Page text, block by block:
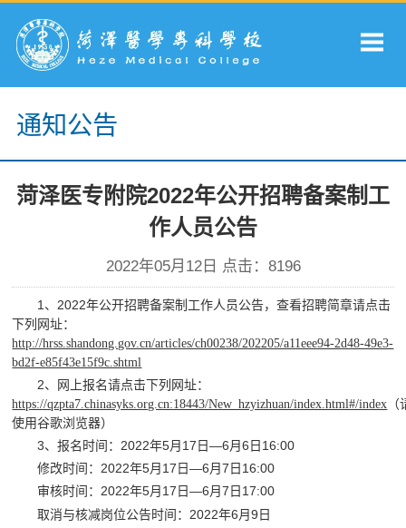
通知公告
菏泽医专附院2022年公开招聘备案制工
作人员公告
2022年05月12日 点击： 8196
1、2022年公开招聘备案制工作人员公告，查看招聘简章请点击
下列网址：
http://hrss.shandong.gov.cn/articles/ch00238/202205/a11eee94-2d48-49e3-
bd2f-e85f43e15f9c.shtml
2、网上报名请点击下列网址：
https://qzpta7.chinasyks.org.cn:18443/New_hzyizhuan/index.html#/index （
使用谷歌浏览器）
3、报名时间：2022年5月17日—6月6日16:00
修改时间：2022年5月17日—6月7日16:00
审核时间：2022年5月17日—6月7日17:00
取消与核减岗位公告时间：2022年6月9日